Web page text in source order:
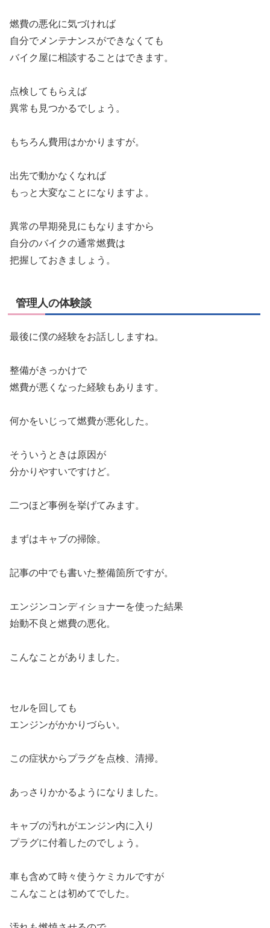
燃費の悪化に気づければ
自分でメンテナンスができなくても
バイク屋に相談することはできます。
点検してもらえば
異常も見つかるでしょう。
もちろん費用はかかりますが。
出先で動かなくなれば
もっと大変なことになりますよ。
異常の早期発見にもなりますから
自分のバイクの通常燃費は
把握しておきましょう。
管理人の体験談
最後に僕の経験をお話ししますね。
整備がきっかけで
燃費が悪くなった経験もあります。
何かをいじって燃費が悪化した。
そういうときは原因が
分かりやすいですけど。
二つほど事例を挙げてみます。
まずはキャブの掃除。
記事の中でも書いた整備箇所ですが。
エンジンコンディショナーを使った結果
始動不良と燃費の悪化。
こんなことがありました。
セルを回しても
エンジンがかかりづらい。
この症状からプラグを点検、清掃。
あっさりかかるようになりました。
キャブの汚れがエンジン内に入り
プラグに付着したのでしょう。
車も含めて時々使うケミカルですが
こんなことは初めてでした。